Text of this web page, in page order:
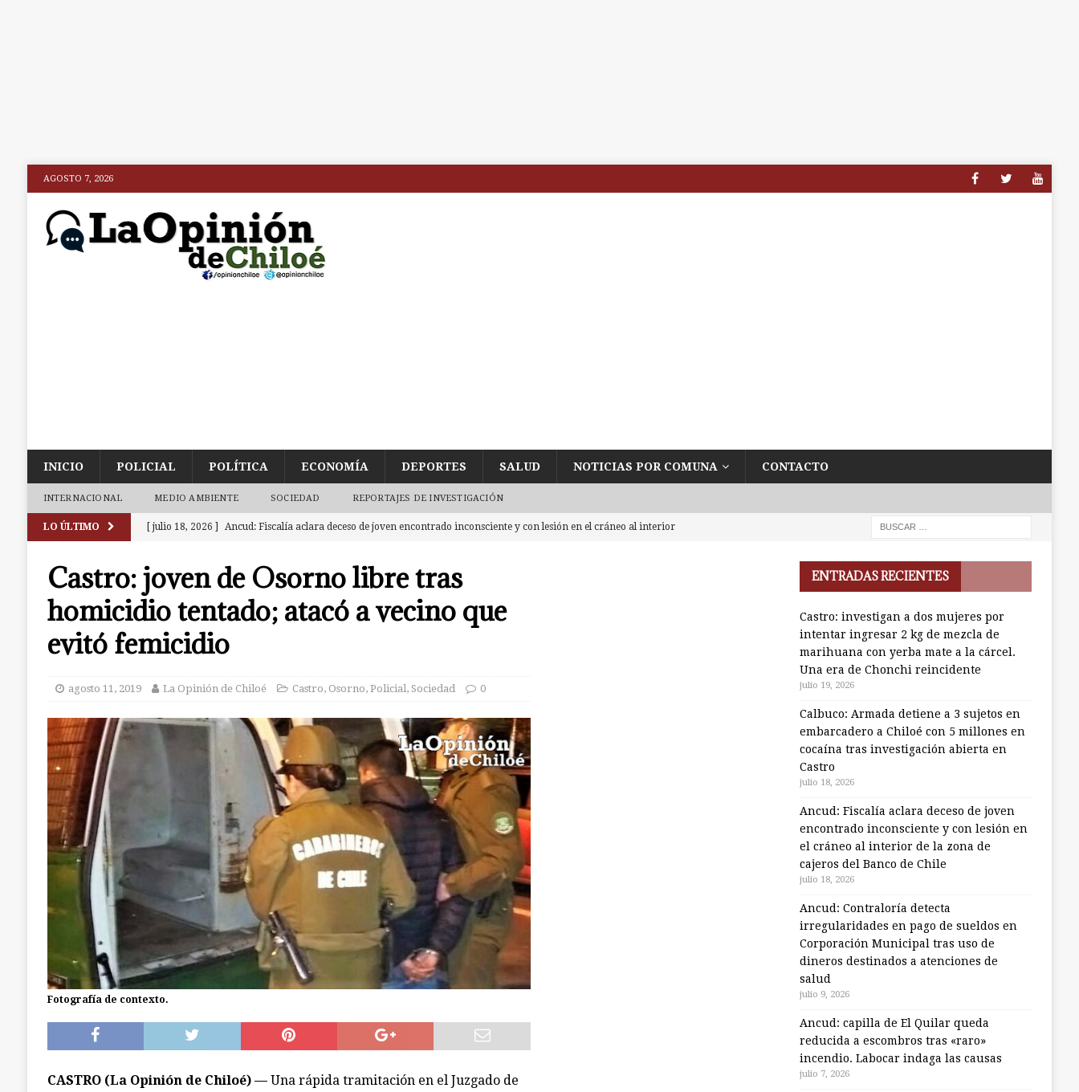
AGOSTO 7, 2026
INICIO POLICIAL POLÍTICA ECONOMÍA DEPORTES SALUD NOTICIAS POR COMUNA CONTACTO
INTERNACIONAL MEDIO AMBIENTE SOCIEDAD REPORTAJES DE INVESTIGACIÓN
LO ÚLTIMO [ julio 18, 2026 ] Ancud: Fiscalía aclara deceso de joven encontrado inconsciente y con lesión en el cráneo al interior
[ julio 9, 2026 ] Ancud: Contraloría detecta irregularidades en pago de sueldos en Corporación Municipal tras uso de
dineros destinados a atenciones de salud ANCUD
[ julio 7, 2026 ] Ancud: capilla de El Quilar queda reducida a escombros tras «raro» incendio. Labocar indaga las
[ julio 19, 2026 ] Castro: investigan a dos mujeres por intentar ingresar 2 kg de mezcla de marihuana con yerba mate
a la cárcel. Una era de Chonchi reincidente CASTRO
Calbuco: Armada detiene a 3 sujetos en embarcadero a Chiloé con 5 millones en cocaína tras
investigación abierta en Castro CALBUCO
Castro: joven de Osorno libre tras
homicidio tentado; atacó a vecino que
evitó femicidio
agosto 11, 2019 La Opinión de Chiloé Castro, Osorno, Policial, Sociedad 0
Fotografía de contexto.
CASTRO (La Opinión de Chiloé) —Una rápida tramitación en el Juzgado de
ENTRADAS RECIENTES
Castro: investigan a dos mujeres por
intentar ingresar 2 kg de mezcla de
marihuana con yerba mate a la cárcel.
Una era de Chonchi reincidente
julio 19, 2026
Calbuco: Armada detiene a 3 sujetos en
embarcadero a Chiloé con 5 millones en
cocaína tras investigación abierta en
Castro
julio 18, 2026
Ancud: Fiscalía aclara deceso de joven
encontrado inconsciente y con lesión en
el cráneo al interior de la zona de
cajeros del Banco de Chile
julio 18, 2026
Ancud: Contraloría detecta
irregularidades en pago de sueldos en
Corporación Municipal tras uso de
dineros destinados a atenciones de
salud
julio 9, 2026
Ancud: capilla de El Quilar queda
reducida a escombros tras «raro»
incendio. Labocar indaga las causas
julio 7, 2026